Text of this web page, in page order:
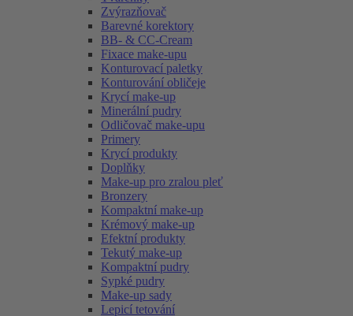
Zvýrazňovač
Barevné korektory
BB- & CC-Cream
Fixace make-upu
Konturovací paletky
Konturování obličeje
Krycí make-up
Minerální pudry
Odličovač make-upu
Primery
Krycí produkty
Doplňky
Make-up pro zralou pleť
Bronzery
Kompaktní make-up
Krémový make-up
Efektní produkty
Tekutý make-up
Kompaktní pudry
Sypké pudry
Make-up sady
Lepicí tetování